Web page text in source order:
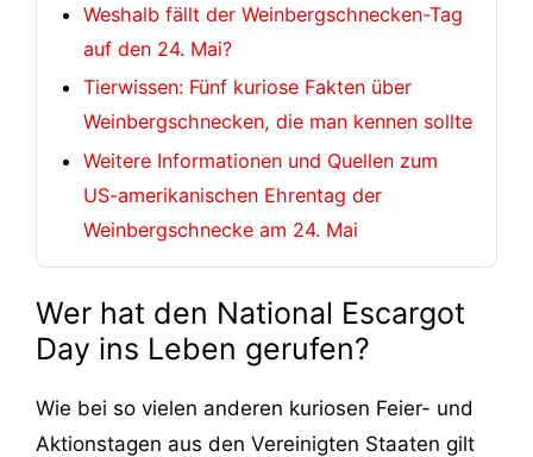
Weshalb fällt der Weinbergschnecken-Tag
auf den 24. Mai?
Tierwissen: Fünf kuriose Fakten über
Weinbergschnecken, die man kennen sollte
Weitere Informationen und Quellen zum
US-amerikanischen Ehrentag der
Weinbergschnecke am 24. Mai
Wer hat den National Escargot
Day ins Leben gerufen?
Wie bei so vielen anderen kuriosen Feier- und
Aktionstagen aus den Vereinigten Staaten gilt